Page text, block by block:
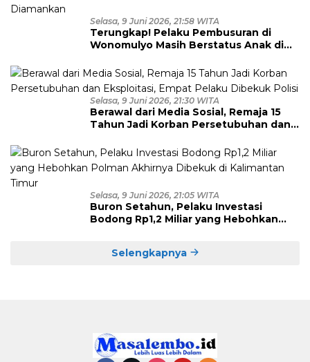
Selasa, 9 Juni 2026, 21:58 WITA
Terungkap! Pelaku Pembusuran di
Wonomulyo Masih Berstatus Anak di
Diamankan
Selasa, 9 Juni 2026, 21:30 WITA
Berawal dari Media Sosial, Remaja 15
Tahun Jadi Korban Persetubuhan dan
Polisi
Selasa, 9 Juni 2026, 21:05 WITA
Buron Setahun, Pelaku Investasi
Bodong Rp1,2 Miliar yang Hebohkan
Selengkapnya